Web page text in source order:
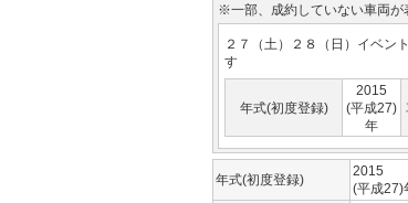
※一部、成約していない車両が
２７（土）２８（日）イベン
す
年式(初度登録)
2015
(平成27)
年
年式(初度登録)
2015
(平成27)